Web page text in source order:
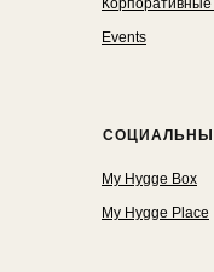
Events
My Hygge Box
My Hygge Place